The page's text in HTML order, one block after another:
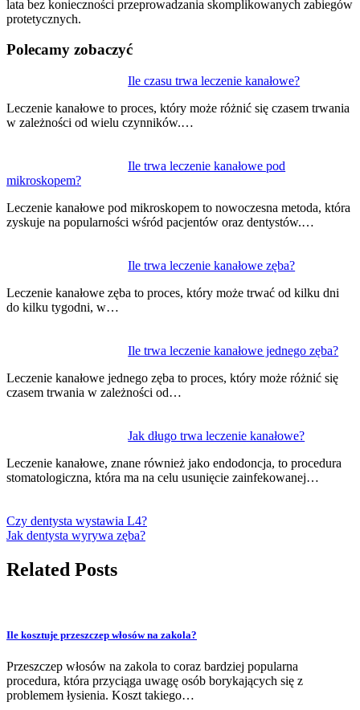
lata bez konieczności przeprowadzania skomplikowanych zabiegów
protetycznych.
Polecamy zobaczyć
Ile czasu trwa leczenie kanałowe?
Leczenie kanałowe to proces, który może różnić się czasem trwania
w zależności od wielu czynników.…
Ile trwa leczenie kanałowe pod
mikroskopem?
Leczenie kanałowe pod mikroskopem to nowoczesna metoda, która
zyskuje na popularności wśród pacjentów oraz dentystów.…
Ile trwa leczenie kanałowe zęba?
Leczenie kanałowe zęba to proces, który może trwać od kilku dni
do kilku tygodni, w…
Ile trwa leczenie kanałowe jednego zęba?
Leczenie kanałowe jednego zęba to proces, który może różnić się
czasem trwania w zależności od…
Jak długo trwa leczenie kanałowe?
Leczenie kanałowe, znane również jako endodoncja, to procedura
stomatologiczna, która ma na celu usunięcie zainfekowanej…
wpisu
Czy dentysta wystawia L4?
Jak dentysta wyrywa zęba?
Related Posts
Ile kosztuje przeszczep włosów na zakola?
Przeszczep włosów na zakola to coraz bardziej popularna
procedura, która przyciąga uwagę osób borykających się z
problemem łysienia. Koszt takiego…